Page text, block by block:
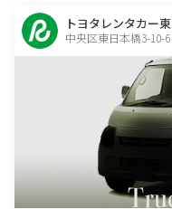
トヨタレンタカー
中央区東日本橋3-10-6